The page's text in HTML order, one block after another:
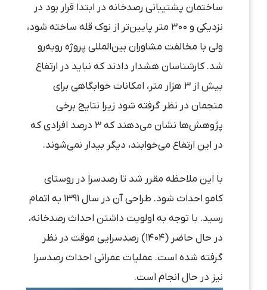
ساختمان پشتیبانی رصدخانه در ابتدا قرار بود در
نزدیکی و ۳۰۰ متر پایین‌تر از نوک قله ساخته شود،
ولی با مخالفت مشاوران بین‌المللی پروژه رو‌به‌رو
شد. کارشناسان هشدار دادند که نباید در ارتفاع
بیش از ۳ هزار متر، امکانات خوابگاهی برای
منجمان در نظر گرفته شود زیرا نتایج برخی
پژوهش‌ها نشان می‌دهند که ۳ درصد افرادی که
در این ارتفاع می‌خوابند، دیگر بیدار نمی‌شوند.
با این ملاحظه مقرر شد تا رصدسرا در روستای
کامو احداث شود. طراحی آن در سال ۱۳۹۱ به اتمام
رسید. با توجه به اولویت داشتن احداث رصدخانه،
در حال حاضر (۱۴۰۴) رصدسرایی موقت در نظر
گرفته شده است. عملیات عمرانی احداث رصدسرا
نیز در حال انجام است.